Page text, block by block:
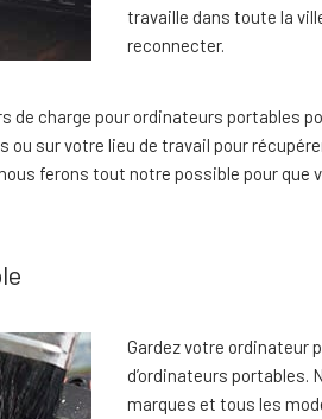
travaille dans toute la
reconnecter.
de charge pour ordinateurs portables
ou sur votre lieu de travail pour
ferons tout notre possible pour
Gardez votre ordinateur
d’ordinateurs portables.
marques et tous les